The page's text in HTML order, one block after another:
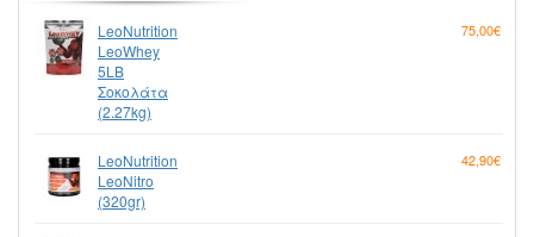
LeoNutrition
LeoWhey
5LB
Σοκολάτα
(2.27kg)
75,00€
LeoNutrition
LeoNitro
(320gr)
42,90€